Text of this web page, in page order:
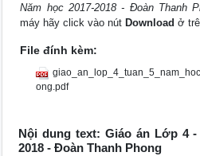
Năm học 2017-2018 - Đoàn Thanh
máy hãy click vào nút Download ở
File đính kèm:
ong.pdf
Nội dung text: Giáo án Lớp 4 -
2018 - Đoàn Thanh Phong